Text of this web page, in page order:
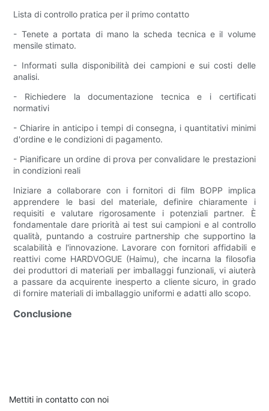
Lista di controllo pratica per il primo contatto
- Tenete a portata di mano la scheda tecnica e il volume
mensile stimato.
- Informati sulla disponibilità dei campioni e sui costi delle
analisi.
- Richiedere la documentazione tecnica e i certificati
normativi
- Chiarire in anticipo i tempi di consegna, i quantitativi minimi
d'ordine e le condizioni di pagamento.
- Pianificare un ordine di prova per convalidare le prestazioni
in condizioni reali
Iniziare a collaborare con i fornitori di film BOPP implica
apprendere le basi del materiale, definire chiaramente i
requisiti e valutare rigorosamente i potenziali partner. È
fondamentale dare priorità ai test sui campioni e al controllo
qualità, puntando a costruire partnership che supportino la
scalabilità e l'innovazione. Lavorare con fornitori affidabili e
reattivi come HARDVOGUE (Haimu), che incarna la filosofia
dei produttori di materiali per imballaggi funzionali, vi aiuterà
a passare da acquirente inesperto a cliente sicuro, in grado
di fornire materiali di imballaggio uniformi e adatti allo scopo.
Conclusione
Mettiti in contatto con noi